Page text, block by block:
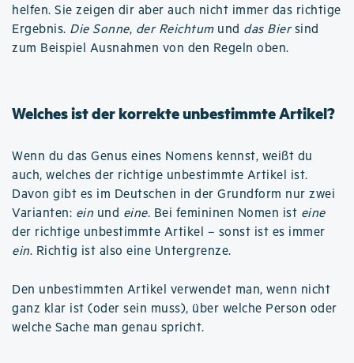
helfen. Sie zeigen dir aber auch nicht immer das richtige
Ergebnis. Die Sonne, der Reichtumund das Biersind
zum Beispiel Ausnahmen von den Regeln oben.
Welches ist der korrekte unbestimmte Artikel?
Wenn du das Genus eines Nomens kennst, weißt du
auch, welches der richtige unbestimmte Artikel ist.
Davon gibt es im Deutschen in der Grundform nur zwei
Varianten: ein und eine. Bei femininen Nomen ist eine
der richtige unbestimmte Artikel – sonst ist es immer
ein. Richtig ist also eine Untergrenze.
Den unbestimmten Artikel verwendet man, wenn nicht
ganz klar ist (oder sein muss), über welche Person oder
welche Sache man genau spricht.